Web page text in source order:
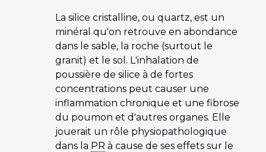
La silice cristalline, ou quartz, est un
minéral qu'on retrouve en abondance
dans le sable, la roche (surtout le
granit) et le sol. L'inhalation de
poussière de silice à de fortes
concentrations peut causer une
inflammation chronique et une fibrose
du poumon et d'autres organes. Elle
jouerait un rôle physiopathologique
dans la PR à cause de ses effets sur le